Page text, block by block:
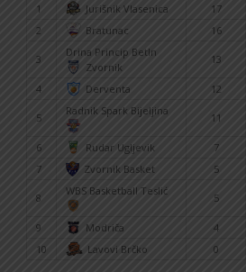
1
Jurišnik Vlasenica 17
2
Bratunac 16
3
Drina Princip BetIn
Zvornik
13
4 Derventa 12
5
Radnik Spark Bijeljina
11
6 Rudar Ugljevik 7
7
Zvornik Basket 5
8
WBS Basketball Teslić
5
9 Modriča 4
10
Lavovi Brčko 0